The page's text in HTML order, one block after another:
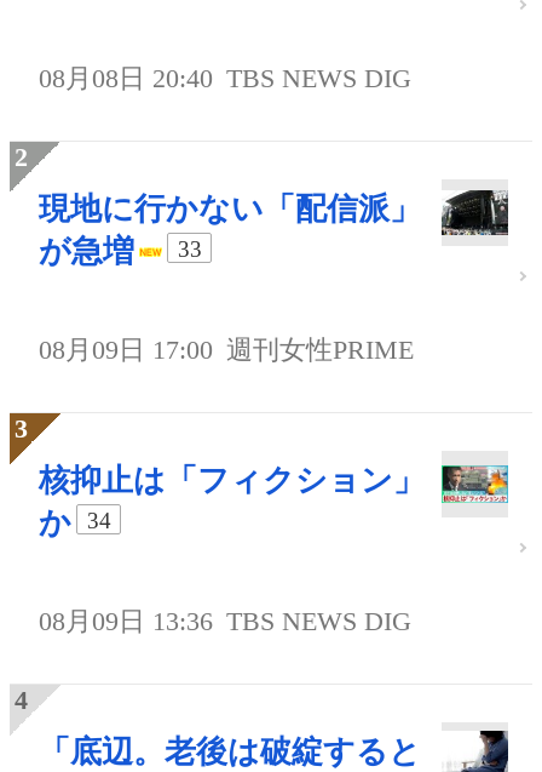
08月08日 20:40 TBS NEWS DIG
現地に行かない「配信派」
が急増
33
08月09日 17:00 週刊女性PRIME
核抑止は「フィクション」
か
34
08月09日 13:36 TBS NEWS DIG
「底辺。老後は破綻すると